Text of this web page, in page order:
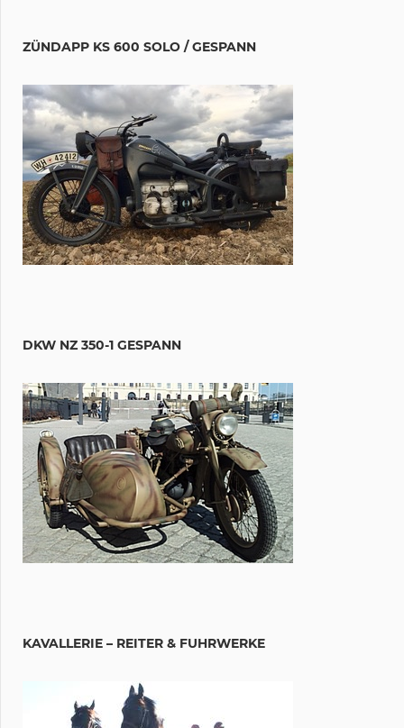
ZÜNDAPP KS 600 SOLO / GESPANN
DKW NZ 350-1 GESPANN
KAVALLERIE – REITER & FUHRWERKE